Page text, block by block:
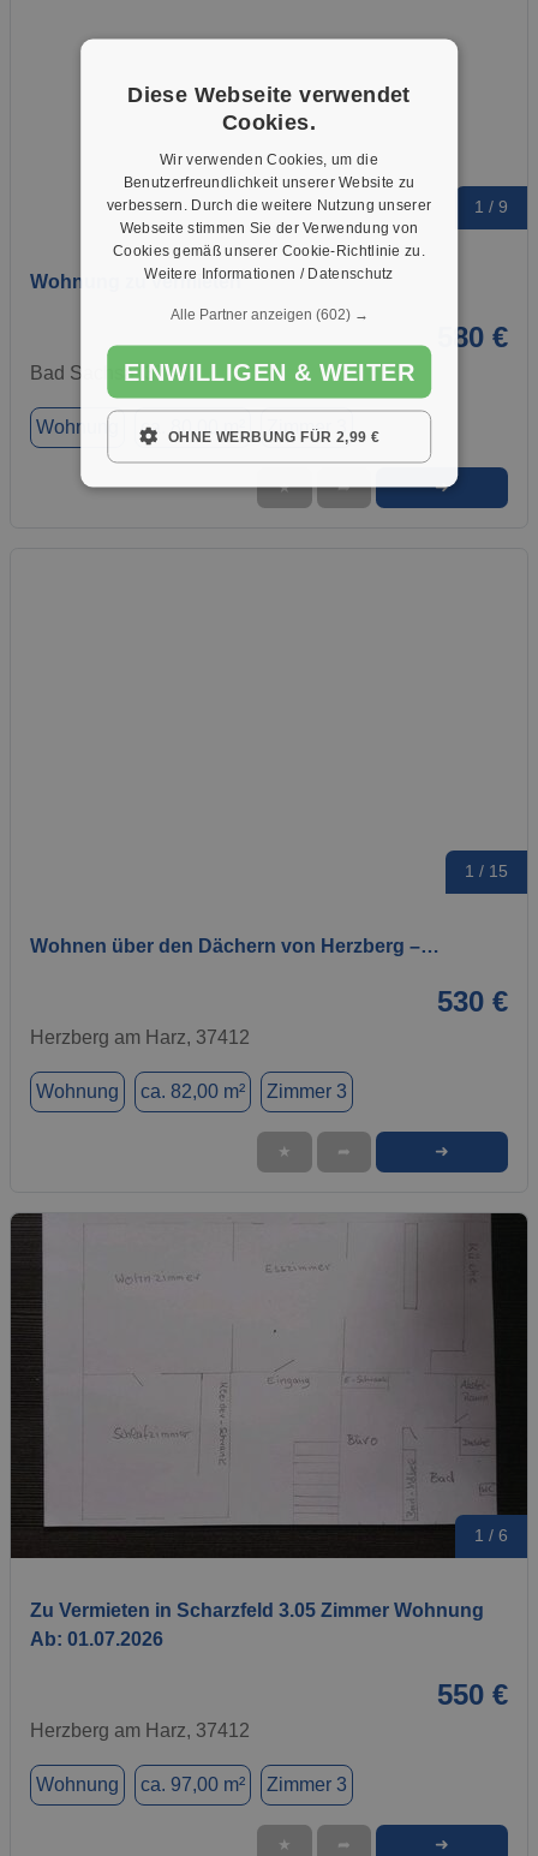
1 / 9
Wohnung zu vermieten
580 €
Bad Sachsa, 37441
Wohnung ca. 80,00 m² Zimmer 3
★ ➦ ➜
1 / 15
Wohnen über den Dächern von Herzberg –…
530 €
Herzberg am Harz, 37412
Wohnung ca. 82,00 m² Zimmer 3
★ ➦ ➜
1 / 6
Zu Vermieten in Scharzfeld 3.05 Zimmer Wohnung
Ab: 01.07.2026
550 €
Herzberg am Harz, 37412
Wohnung ca. 97,00 m² Zimmer 3
★ ➦ ➜
Diese Webseite verwendet
Cookies.
Wir verwenden Cookies, um die
Benutzerfreundlichkeit unserer Website zu
verbessern. Durch die weitere Nutzung unserer
Webseite stimmen Sie der Verwendung von
Cookies gemäß unserer Cookie-Richtlinie zu.
Weitere Informationen / Datenschutz
Alle Partner anzeigen (602) →
EINWILLIGEN & WEITER
OHNE WERBUNG FÜR 2,99 €